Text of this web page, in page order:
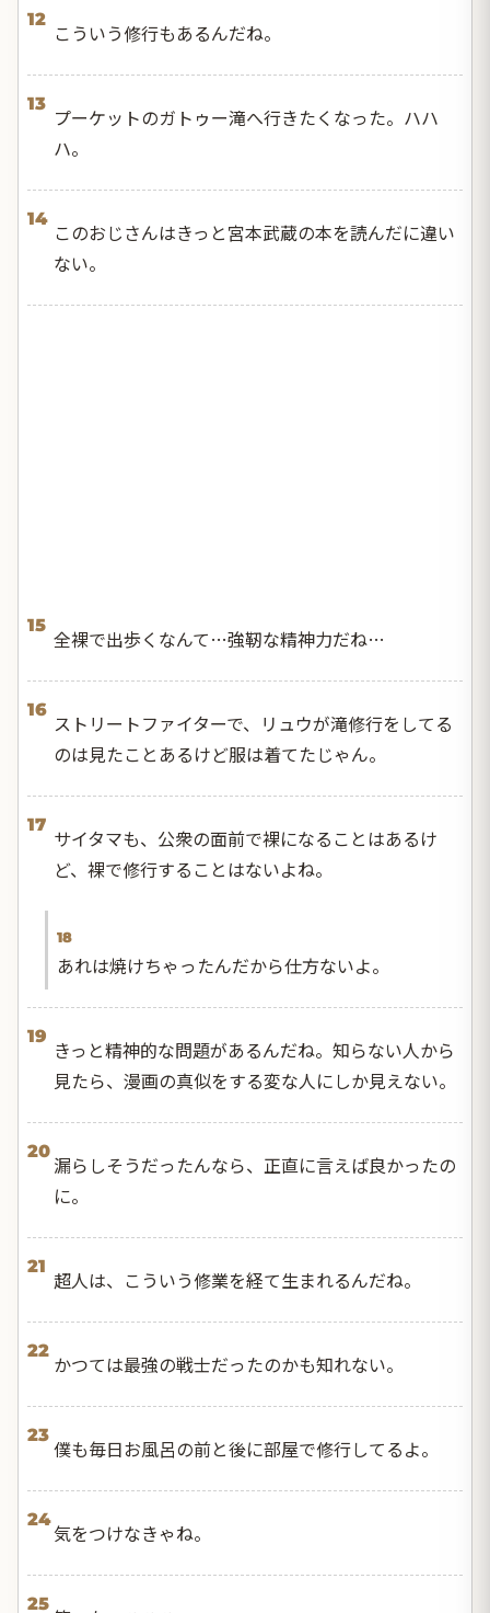
12
こういう修行もあるんだね。
13
プーケットのガトゥー滝へ行きたくなった。ハハ
ハ。
14
このおじさんはきっと宮本武蔵の本を読んだに違い
ない。
15
全裸で出歩くなんて…強靭な精神力だね…
16
ストリートファイターで、リュウが滝修行をしてる
のは見たことあるけど服は着てたじゃん。
17
サイタマも、公衆の面前で裸になることはあるけ
ど、裸で修行することはないよね。
18
あれは焼けちゃったんだから仕方ないよ。
19
きっと精神的な問題があるんだね。知らない人から
見たら、漫画の真似をする変な人にしか見えない。
20
漏らしそうだったんなら、正直に言えば良かったの
に。
21
超人は、こういう修業を経て生まれるんだね。
22
かつては最強の戦士だったのかも知れない。
23
僕も毎日お風呂の前と後に部屋で修行してるよ。
24
気をつけなきゃね。
25